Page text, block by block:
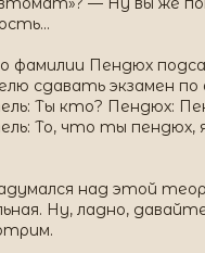
фамилии Пендюх
сдавать экзамен по
Ты кто? Пендюх:
То, что ты пендюх,
над этой
Ну, ладно,